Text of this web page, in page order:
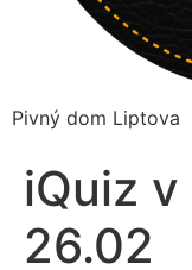
Pivný dom Liptova
iQuiz v
26.02